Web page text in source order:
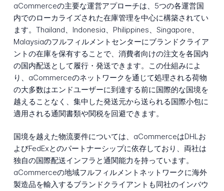
aCommerceの主要な運営アプローチは、5つの各運営国
内でのローカライズされた在庫管理を中心に構築されてい
ます。Thailand、Indonesia、Philippines、Singapore、
Malaysiaのフルフィルメントセンターにブランドクライア
ントの在庫を保有することで、消費者向けの注文を各国内
の国内配送として履行・発送できます。この仕組みによ
り、aCommerceのネットワークを通じて処理される荷物
の大多数はエンドユーザーに到達する前に国際的な国境を
越えることなく、集中した発送元から送られる国際小包に
適用される通関書類や関税を回避できます。
国境を越えた物流要件については、aCommerceはDHLお
よびFedExとのパートナーシップに依存しており、両社は
独自の国際配送インフラと通関能力を持っています。
aCommerceの地域フルフィルメントネットワークに海外
製造品を輸入するブランドクライアントも同社のインバウ